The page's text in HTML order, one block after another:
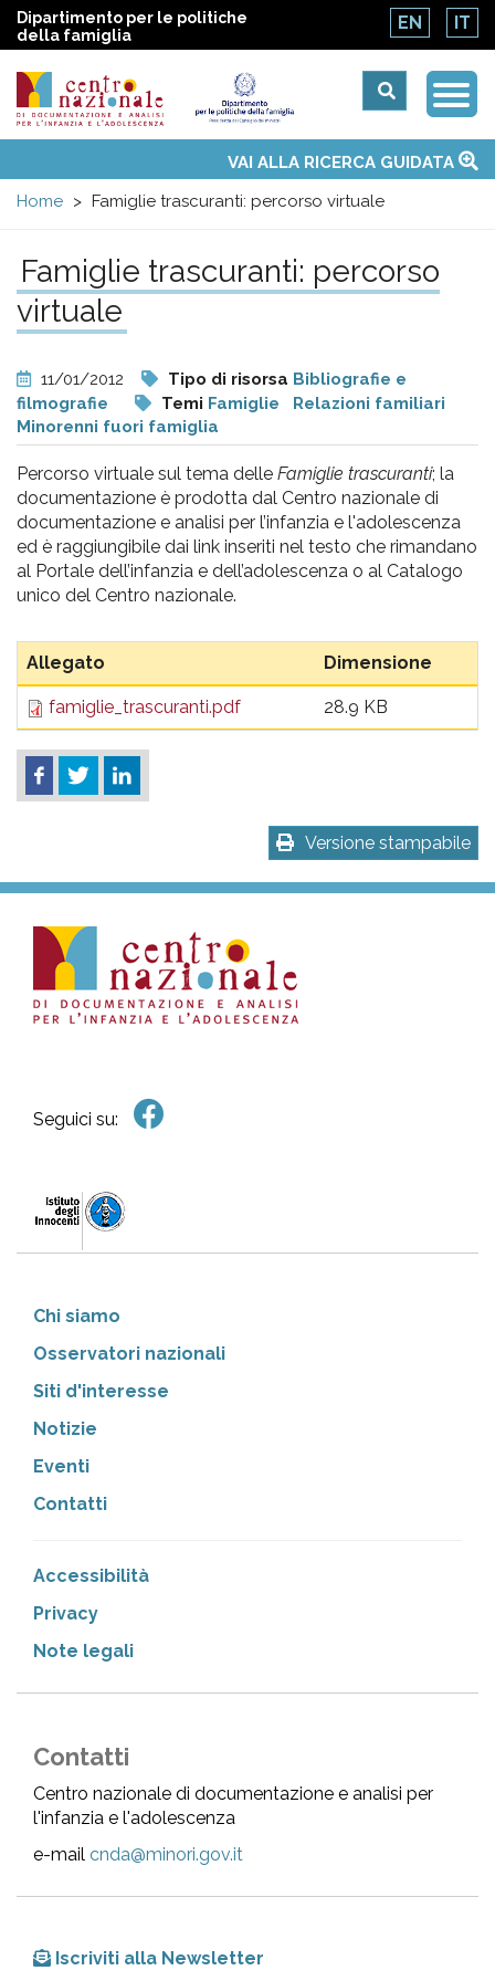
Dipartimento per le politiche
della famiglia
EN IT
Centro
nazionale
di
Documentazione
e
analisi
pr
l'infanzia
e
l'adolescenza
menu
Temi
Attività
Convenzione ONUVAI ALLA RICERCA GUIDATA
Home
Famiglie trascuranti: percorso virtuale
Famiglie trascuranti: percorso
virtuale
11/01/2012 Tipo di risorsa Bibliografie e
filmografie
Temi Famiglie
Relazioni familiari
Minorenni fuori famiglia
Percorso virtuale sul tema delle Famiglie trascuranti; la
documentazione è prodotta dal Centro nazionale di
documentazione e analisi per l’infanzia e l'adolescenza
ed è raggiungibile dai link inseriti nel testo che rimandano
al Portale dell’infanzia e dell’adolescenza o al Catalogo
unico del Centro nazionale.
Allegato Dimensione
famiglie_trascuranti.pdf 28.9 KB
Versione stampabile
Seguici su:
Chi siamo
Osservatori nazionali
Siti d'interesse
Notizie
Eventi
Contatti
Accessibilità
Privacy
Note legali
Contatti
Centro nazionale di documentazione e analisi per
l'infanzia e l'adolescenza
e-mail cnda@minori.gov.it
Iscriviti alla Newsletter